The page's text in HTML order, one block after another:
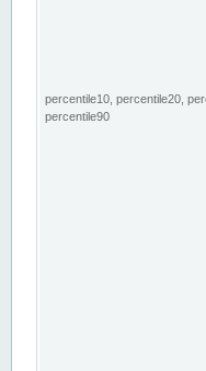
percentile10, percentile20,
percentile90